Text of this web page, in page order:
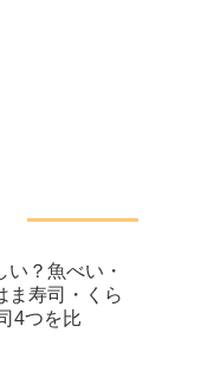
い？魚べい・
ま寿司・くら
4つを比